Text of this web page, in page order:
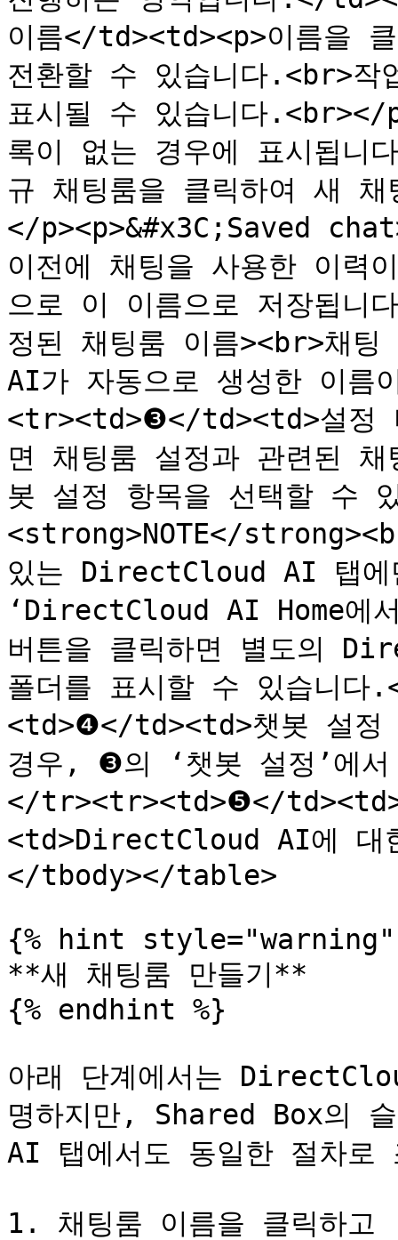
이름</td><td><p>이름을
전환할 수 있습니다.<br>작
표시될 수 있습니다.<br></
록이 없는 경우에 표시됩
규 채팅룸을 클릭하여 새
</p><p>&#x3C;Saved
이전에 채팅을 사용한 이력
으로 이 이름으로 저장됩니
정된 채팅룸 이름><br>채
AI가 자동으로 생성한 이
<tr><td>❸</td><td>설정
면 채팅룸 설정과 관련된
봇 설정 항목을 선택할 수
<strong>NOTE</
있는 DirectCloud AI 탭에
‘DirectCloud AI Home에
버튼을 클릭하면 별도의
폴더를 표시할 수 있습니
<td>❹</td><td>챗봇 설정
경우, ❸의 ‘챗봇 설정’에
</tr><tr><td>❺</td><td>
<td>DirectCloud AI에 대
</tbody></table>
{% hint style="warning"
**새 채팅룸 만들기**
{% endhint %}
아래 단계에서는
명하지만, Shared Box의
AI 탭에서도 동일한 절차로
1. 채팅룸 이름을 클릭하고